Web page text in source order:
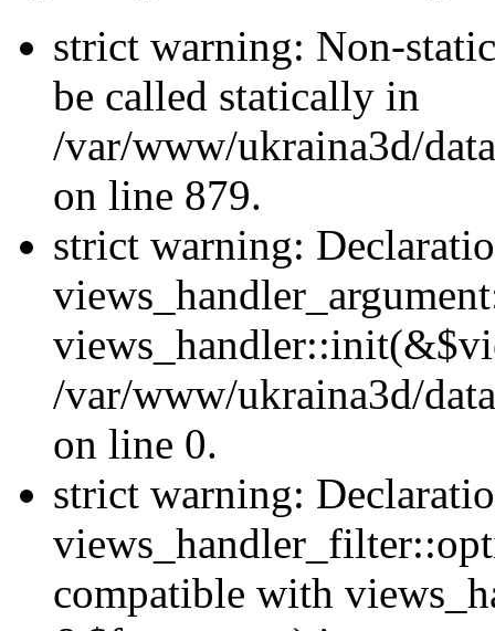
strict warning: Non-
be called statically in
/var/www/ukraina3d/
on line 879.
strict warning:
/var/www/ukraina3d/
on line 0.
strict warning:
compatible with